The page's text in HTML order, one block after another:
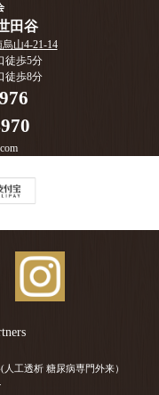
田谷
山4-21-14
徒歩5分
徒歩8分
工透析 糖尿病専門外来）